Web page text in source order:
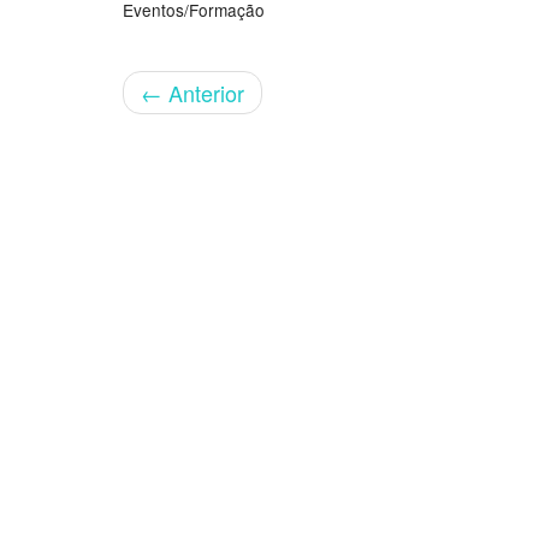
Eventos/Formação
← Anterior